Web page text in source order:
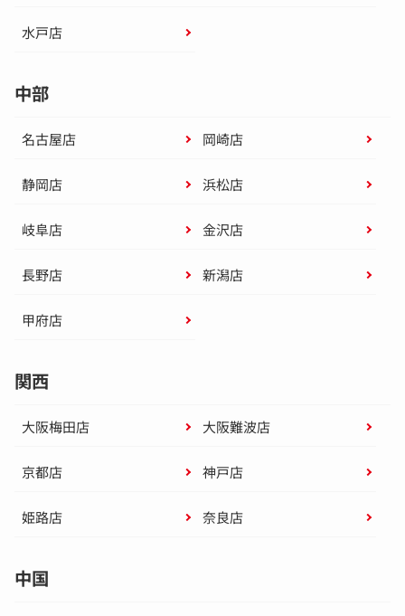
水戸店
中部
名古屋店 岡崎店
静岡店 浜松店
岐阜店 金沢店
長野店 新潟店
甲府店
関西
大阪梅田店 大阪難波店
京都店 神戸店
姫路店 奈良店
中国